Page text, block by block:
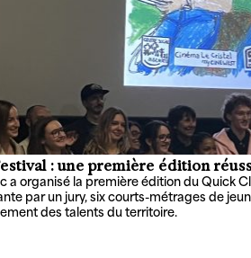
: une première édition
a organisé la première édition du Quick
par un jury, six courts-métrages de
des talents du territoire.